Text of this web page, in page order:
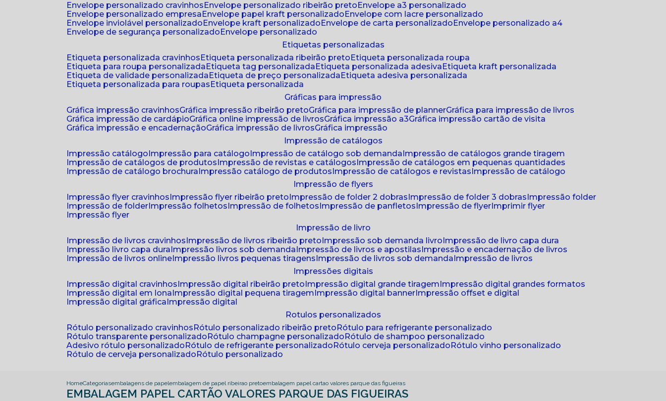
envelope personalizado cravinhos
envelope personalizado ribeirão preto
envelope a3 personalizado
envelope personalizado empresa
envelope papel kraft personalizado
envelope com lacre personalizado
envelope inviolável personalizado
envelope kraft personalizado envelope de carta personalizado
envelope personalizado a4
envelope de segurança personalizado
envelope personalizado
etiquetas personalizadas
etiqueta personalizada cravinhos
etiqueta personalizada ribeirão preto
etiqueta personalizada roupa
etiqueta para roupa personalizada
etiqueta tag personalizada etiqueta personalizada adesiva
etiqueta kraft personalizada
etiqueta de validade personalizada
etiqueta de preço personalizada
etiqueta adesiva personalizada
etiqueta personalizada para roupas
etiqueta personalizada
gráficas para impressão
gráfica impressão cravinhos
gráfica impressão ribeirão preto gráfica para impressão de planner
gráfica para impressão de livros
gráfica impressão de cardápio
gráfica online impressão de livros gráfica impressão a3
gráfica impressão cartão de visita
gráfica impressão e encadernação
gráfica impressão de livros
gráfica impressão
impressão de catálogos
impressão catálogo impressão para catálogo impressão de catálogo sob demanda impressão de catálogos grande tiragem
impressão de catálogos de produtos impressão de revistas e catálogos impressão de catálogos em pequenas quantidades
impressão de catálogo brochura impressão catálogo de produtos impressão de catálogos e revistas impressão de catálogo
impressão de flyers
impressão flyer cravinhos impressão flyer ribeirão preto impressão de folder 2 dobras impressão de folder 3 dobras impressão folder
impressão de folder impressão folhetos impressão de folhetos impressão de panfletos impressão de flyer imprimir flyer
impressão flyer
impressão de livro
impressão de livros cravinhos impressão de livros ribeirão preto impressão sob demanda livro impressão de livro capa dura
impressão livro capa dura impressão livros sob demanda impressão de livros e apostilas impressão e encadernação de livros
impressão de livros online impressão livros pequenas tiragens impressão de livros sob demanda impressão de livros
impressões digitais
impressão digital cravinhos impressão digital ribeirão preto impressão digital grande tiragem impressão digital grandes formatos
impressão digital em lona impressão digital pequena tiragem impressão digital banner impressão offset e digital
impressão digital gráfica impressão digital
rotulos personalizados
rótulo personalizado cravinhos
rótulo personalizado ribeirão preto
rótulo para refrigerante personalizado
rótulo transparente personalizado
rótulo champagne personalizado
rótulo de shampoo personalizado
adesivo rótulo personalizado
rótulo de refrigerante personalizado rótulo cerveja personalizado
rótulo vinho personalizado
rótulo de cerveja personalizado
rótulo personalizado
HomeCategoriasembalagens de papelembalagem de papel ribeirao pretoembalagem papel cartao valores parque das figueiras
EMBALAGEM PAPEL CARTÃO VALORES PARQUE DAS FIGUEIRAS